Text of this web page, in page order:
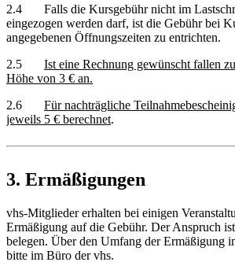
2.4 Falls die Kursgebühr nicht im
eingezogen werden darf, ist die Gebühr bei
angegebenen Öffnungszeiten zu entrichten.
2.5 Ist eine Rechnung gewünscht fallen
Höhe von 3 € an.
2.6 Für nachträgliche
jeweils 5 € berechnet.
3. Ermäßigungen
vhs-Mitglieder erhalten bei einigen
Ermäßigung auf die Gebühr. Der Anspruch
belegen. Über den Umfang der Ermäßigung
bitte im Büro der vhs.